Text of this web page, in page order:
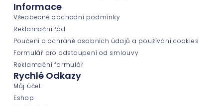
Informace
Všeobecné obchodní podmínky
Reklamační řád
Poučení o ochraně osobních údajů a používání cookies
Formulář pro odstoupení od smlouvy
Reklamační formulář
Rychlé Odkazy
Můj účet
Eshop